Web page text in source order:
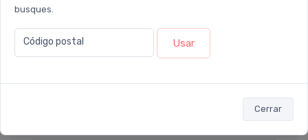
busques.
Código postal Usar
Cerrar
Déjanos tu consulta